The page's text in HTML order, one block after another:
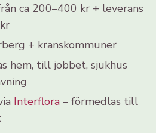
ca 200–400 kr + leverans
+ kranskommuner
hem, till jobbet, sjukhus
Interflora– förmedlas till